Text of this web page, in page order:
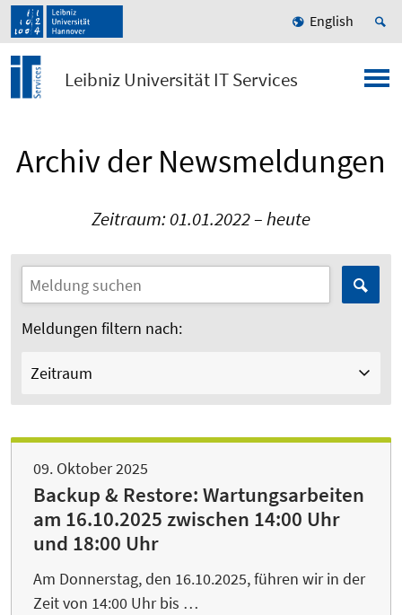
English
Leibniz Universität IT Services
Archiv der Newsmeldungen
Zeitraum: 01.01.2022 – heute
Meldungen filtern nach:
Zeitraum
09. Oktober 2025
Backup & Restore: Wartungsarbeiten
am 16.10.2025 zwischen 14:00 Uhr
und 18:00 Uhr
Am Donnerstag, den 16.10.2025, führen wir in der
Zeit von 14:00 Uhr bis …